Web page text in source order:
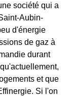
société qui a
Aubin-
d'énergie
de gaz à
durant
et que
Si l'on